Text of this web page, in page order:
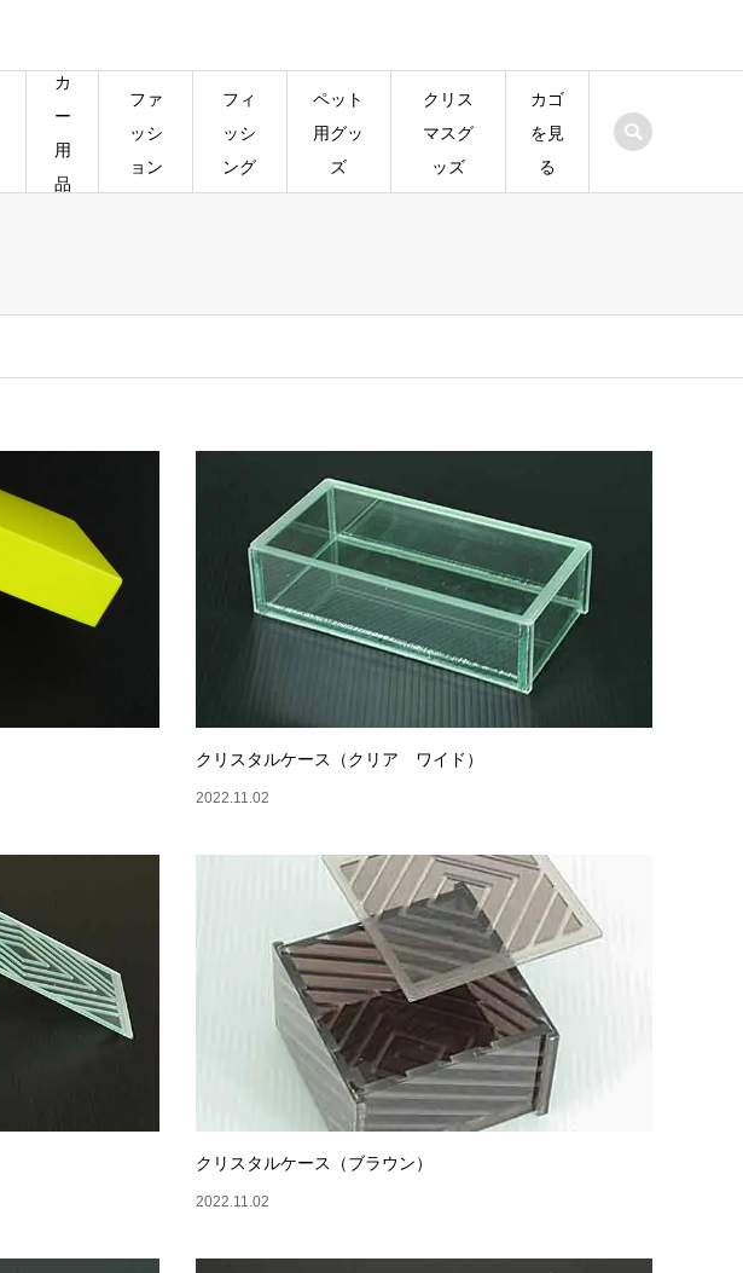
カ
ー
用
品
ファ
ッシ
ョン
フィ
ッシ
ング
ペット
用グッ
ズ
クリス
マスグ
ッズ
カゴ
を見
る
クリスタルケース（クリア ワイド）
2022.11.02
クリスタルケース（ブラウン）
2022.11.02